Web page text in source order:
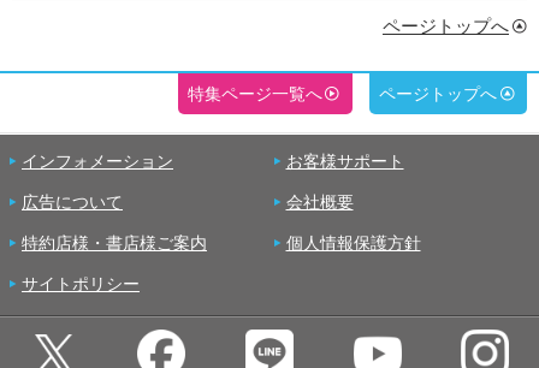
ページトップへ
特集ページ一覧へ ページトップへ
インフォメーション お客様サポート
広告について 会社概要
特約店様・書店様ご案内 個人情報保護方針
サイトポリシー